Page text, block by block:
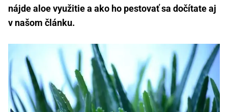
nájde aloe využitie a ako ho pestovať sa dočítate aj
v našom článku.